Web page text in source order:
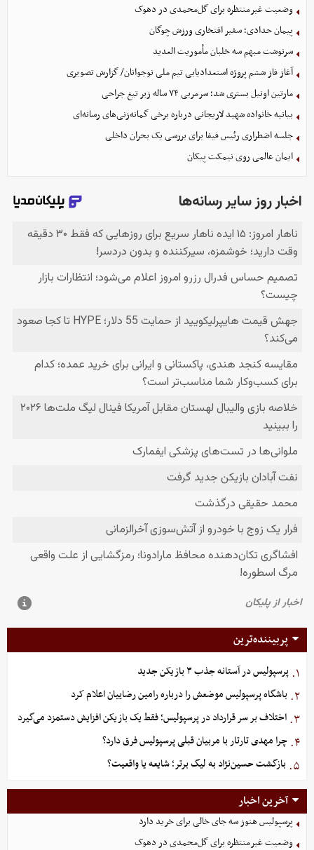
وضعیت غیرمنتظره برای گل‌محمدی در دهوک
پیمان حدادی؛ سفیر افتخاری ورزش چوگان
سرنوشت مبهم سه خلبان مأموریت العدید
آغاز فاز ششم پروژه استعدادیابی تیم ملی نوجوانان/ گزارش تصویری
مارتین اونیل بستری شد؛ سرمربی ۷۴ ساله زیر تیغ جراحی
بیانیه خانواده شهید لاریجانی درباره برخی گمانه‌زنی‌های رسانه‌ای
جلسه اضطراری رئیس فیفا برای بررسی یک بحران داخلی
ایمان عالمی روی نیمکت پیکان
پربیننده‌ترین
۱. پرسپولیس در آستانه جذب ۳ بازیکن جدید
۲. باشگاه پرسپولیس موضعش را درباره رامین رضاییان اعلام کرد
۳. اختلاف بر سر قرارداد در پرسپولیس؛ فقط یک بازیکن افزایش دستمزد می‌گیرد
۴. چرا مهدی تارتار با مربیان قبلی پرسپولیس فرق دارد؟
۵. بازگشت حسین‌نژاد به لیگ برتر؛ شایعه یا واقعیت؟
آخرین اخبار
پرسپولیس هنوز سه جای خالی برای خرید دارد
وضعیت غیرمنتظره برای گل‌محمدی در دهوک